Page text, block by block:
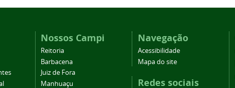
Nossos Campi
Reitoria
Barbacena
Juiz de Fora
Manhuaçu
Navegação
Acessibilidade
Mapa do site
Redes sociais